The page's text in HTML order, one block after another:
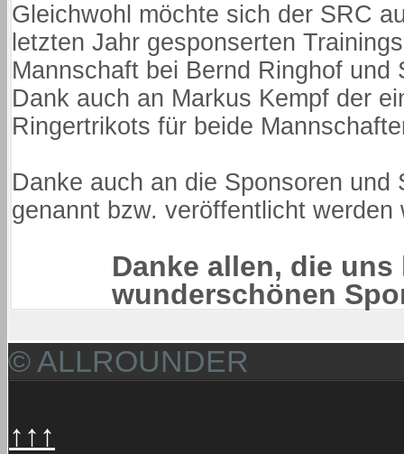
Gleichwohl möchte sich der SRC
letzten Jahr gesponserten
Mannschaft bei Bernd Ringhof und
Dank auch an Markus Kempf der
Ringertrikots für beide
Danke auch an die Sponsoren und
genannt bzw. veröffentlicht werden
Danke allen, die
wunderschönen
© ALLROUNDER
↑↑↑